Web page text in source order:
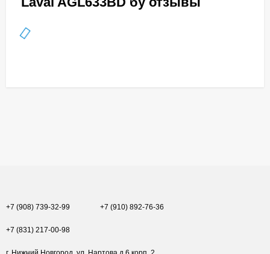
+7 (908) 739-32-99 +7 (910) 892-76-36
+7 (831) 217-00-98